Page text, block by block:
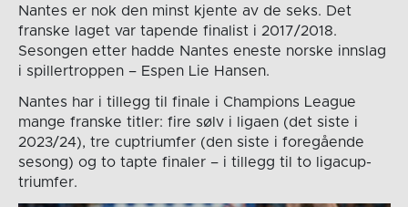
Nantes er nok den minst kjente av de seks. Det
franske laget var tapende finalist i 2017/2018.
Sesongen etter hadde Nantes eneste norske innslag
i spillertroppen – Espen Lie Hansen.
Nantes har i tillegg til finale i Champions League
mange franske titler: fire sølv i ligaen (det siste i
2023/24), tre cuptriumfer (den siste i foregående
sesong) og to tapte finaler – i tillegg til to ligacup-
triumfer.